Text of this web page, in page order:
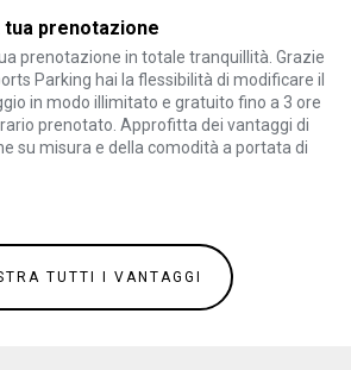
tua prenotazione
prenotazione in totale tranquillità. Grazie
Parking hai la flessibilità di modificare il
in modo illimitato e gratuito fino a 3 ore
prenotato. Approfitta dei vantaggi di
su misura e della comodità a portata di
TUTTI I VANTAGGI